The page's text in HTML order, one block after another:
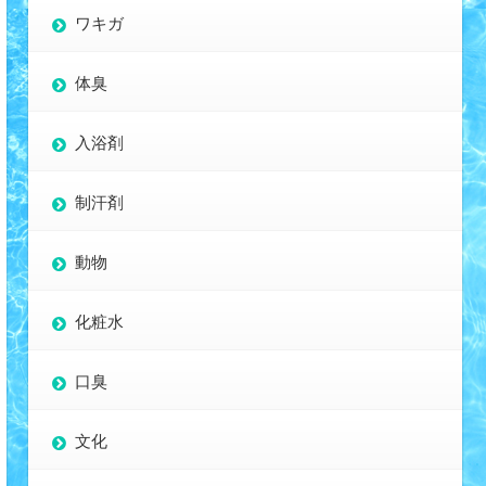
ワキガ
体臭
入浴剤
制汗剤
動物
化粧水
口臭
文化